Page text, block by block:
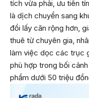
tích vừa phải, ưu tiên
là dịch chuyển sang
đổi lấy căn rộng hơn,
thuê từ chuyên gia,
làm việc dọc các trục
phù hợp trong bối
phẩm dưới 50 triệu